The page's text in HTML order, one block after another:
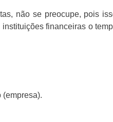
não se preocupe, pois
financeiras o
(empresa).